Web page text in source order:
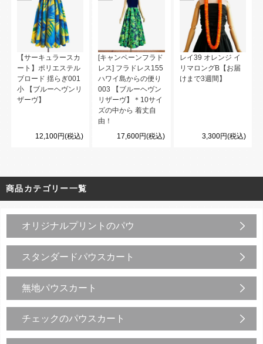
【サーキュラースカ
ート】ポリエステル
ブロード 揺らぎ001
小 【ブルーヘヴンリ
ザーヴ】
12,100円(税込)
[キャンペーンフラド
レス] フラドレス155
ハワイ島からの便り
003 【ブルーヘヴン
リザーヴ】＊10サイ
ズの中から 着丈自
由！
17,600円(税込)
レイ39 オレンジ イ
リマロングB【お届
けまで3週間】
3,300円(税込)
商品カテゴリー一覧
オリジナルプリントのパウ
スタンダードパウスカート
無地パウスカート
チェックのパウスカート